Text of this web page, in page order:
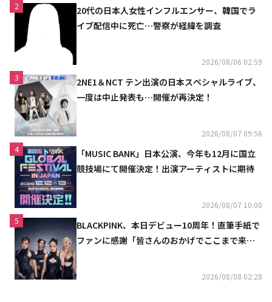
2
20代の日本人女性インフルエンサー、韓国でラ
イブ配信中に死亡…警察が経緯を調査
2026/08/06 02:59
3
2NE1＆NCT テン出演の日本スペシャルライブ、
一度は中止発表も…開催が再決定！
2026/08/07 09:56
4
「MUSIC BANK」日本公演、今年も12月に国立
競技場にて開催決定！出演アーティストに期待
2026/08/07 10:00
5
BLACKPINK、本日デビュー10周年！直筆手紙で
ファンに感謝「皆さんのおかげでここまで来ら
2026/08/08 02:28